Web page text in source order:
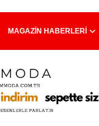
MAGAZIN HABERLERI